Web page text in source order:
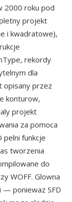
2000 roku pod
projekt
i kwadratowe),
rekordy
dla
opisany przez
konturow,
projekt
za pomoca
pelni funkcje
tworzenia
do
WOFF. Glowna
— poniewaz SFD